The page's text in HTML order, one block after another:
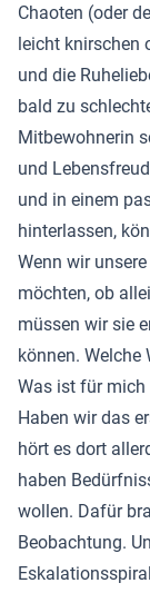
Chaoten (oder
leicht knirschen
und die
bald zu
Mitbewohnerin
und
und in einem
hinterlassen,
Wenn wir
möchten, ob
müssen wir sie
können. Welche
Was ist für
Haben wir das
hört es dort
haben
wollen. Dafür
Beobachtung.